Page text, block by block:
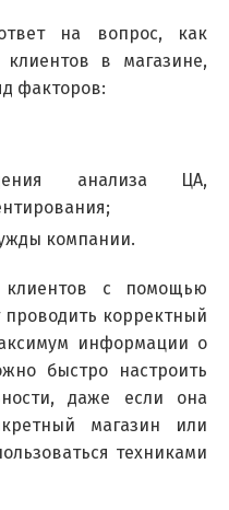
на вопрос, как
клиентов в магазине,
факторов:
анализа ЦА,
компании.
клиентов с помощью
проводить корректный
информации о
быстро настроить
даже если она
магазин или
техниками